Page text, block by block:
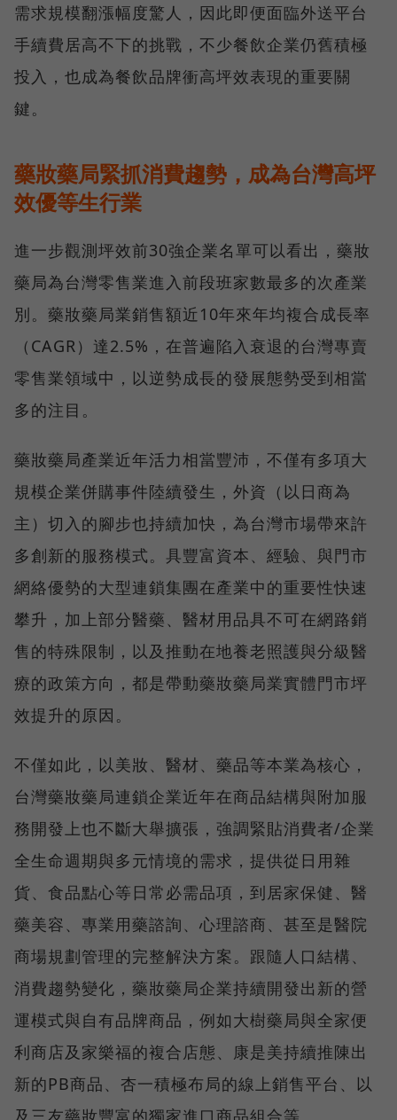
需求規模翻漲幅度驚人，因此即便面臨外送平台
手續費居高不下的挑戰，不少餐飲企業仍舊積極
投入，也成為餐飲品牌衝高坪效表現的重要關
鍵。
藥妝藥局緊抓消費趨勢，成為台灣高坪
效優等生行業
進一步觀測坪效前30強企業名單可以看出，藥妝
藥局為台灣零售業進入前段班家數最多的次產業
別。藥妝藥局業銷售額近10年來年均複合成長率
（CAGR）達2.5%，在普遍陷入衰退的台灣專賣
零售業領域中，以逆勢成長的發展態勢受到相當
多的注目。
藥妝藥局產業近年活力相當豐沛，不僅有多項大
規模企業併購事件陸續發生，外資（以日商為
主）切入的腳步也持續加快，為台灣市場帶來許
多創新的服務模式。具豐富資本、經驗、與門市
網絡優勢的大型連鎖集團在產業中的重要性快速
攀升，加上部分醫藥、醫材用品具不可在網路銷
售的特殊限制，以及推動在地養老照護與分級醫
療的政策方向，都是帶動藥妝藥局業實體門市坪
效提升的原因。
不僅如此，以美妝、醫材、藥品等本業為核心，
台灣藥妝藥局連鎖企業近年在商品結構與附加服
務開發上也不斷大舉擴張，強調緊貼消費者/企業
全生命週期與多元情境的需求，提供從日用雜
貨、食品點心等日常必需品項，到居家保健、醫
藥美容、專業用藥諮詢、心理諮商、甚至是醫院
商場規劃管理的完整解決方案。跟隨人口結構、
消費趨勢變化，藥妝藥局企業持續開發出新的營
運模式與自有品牌商品，例如大樹藥局與全家便
利商店及家樂福的複合店態、康是美持續推陳出
新的PB商品、杏一積極布局的線上銷售平台、以
及三友藥妝豐富的獨家進口商品組合等。